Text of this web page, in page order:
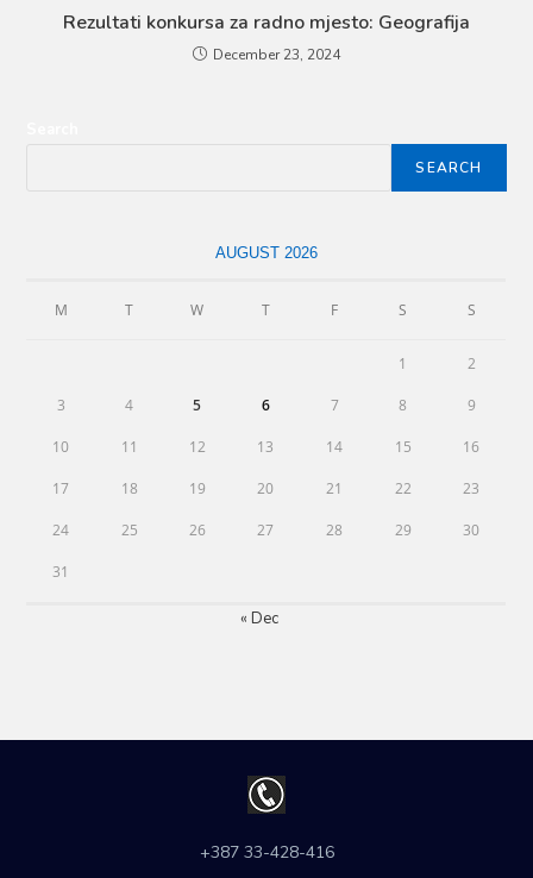
Rezultati konkursa za radno mjesto: Geografija
December 23, 2024
SEARCH
AUGUST 2026
M T W T F S S
1 2
3 4 5 6 7 8 9
10 11 12 13 14 15 16
17 18 19 20 21 22 23
24 25 26 27 28 29 30
31
« Dec
+387 33-428-416